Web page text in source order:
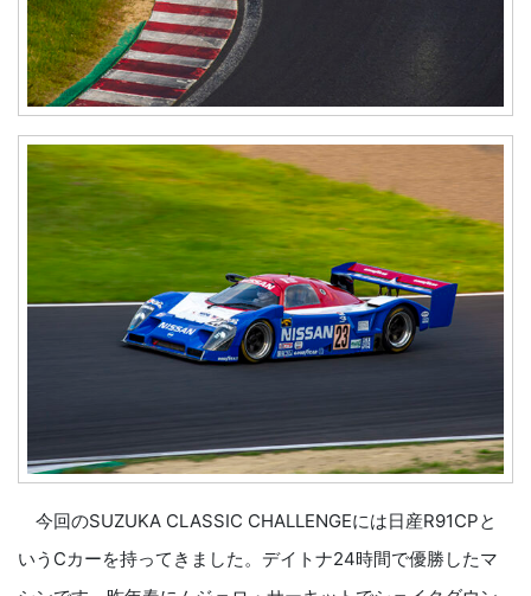
今回のSUZUKA CLASSIC CHALLENGEには日産R91CPと
いうCカーを持ってきました。デイトナ24時間で優勝したマ